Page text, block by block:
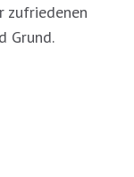
zufriedenen
Grund.